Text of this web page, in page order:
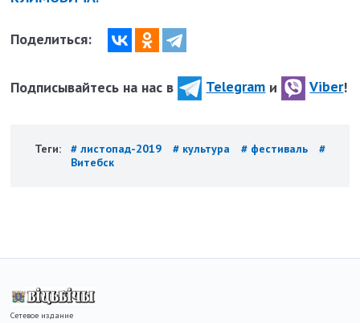
Поделиться:
Подписывайтесь на нас в Telegram и Viber!
Теги: # листопад-2019 # культура # фестиваль
#
Витебск
Сетевое издание